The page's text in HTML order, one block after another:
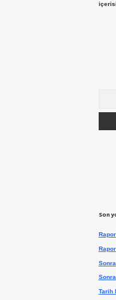
Son
Tarih